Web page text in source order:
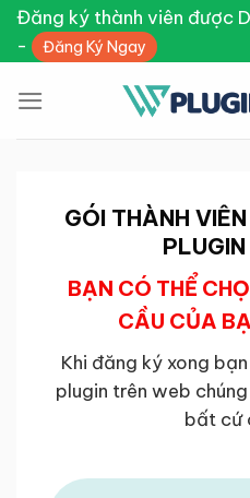
Skip
content
Đăng ký thành viên được
-
Đăng Ký Ngay
GÓI THÀNH
BẠN CÓ THỂ
CẦU CỦA
Khi đăng ký xong
plugin trên web
bất cứ